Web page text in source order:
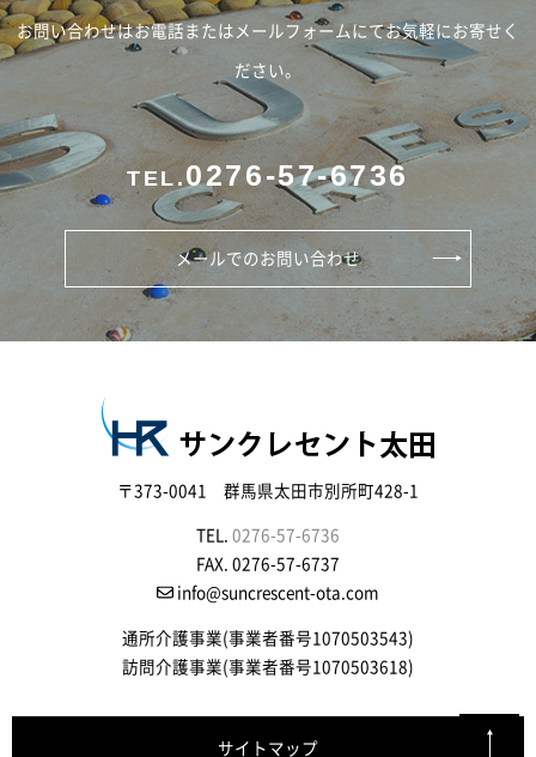
お問い合わせはお電話またはメールフォームにてお気軽にお寄せく
ださい。
TEL. 0276-57-6736
メールでのお問い合わせ
〒373-0041 群馬県太田市別所町428-1
TEL. 0276-57-6736
FAX. 0276-57-6737
info@suncrescent-ota.com
通所介護事業(事業者番号1070503543)
訪問介護事業(事業者番号1070503618)
サイトマップ